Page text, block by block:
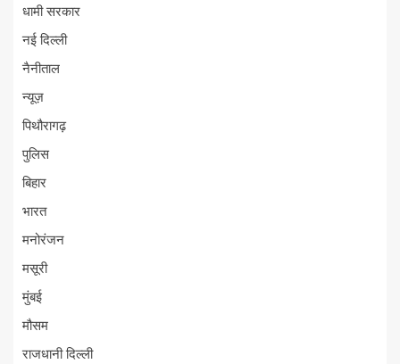
धामी सरकार
नई दिल्ली
नैनीताल
न्यूज़
पिथौरागढ़
पुलिस
बिहार
भारत
मनोरंजन
मसूरी
मुंबई
मौसम
राजधानी दिल्ली